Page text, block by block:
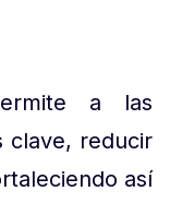
a las
clave, reducir
así